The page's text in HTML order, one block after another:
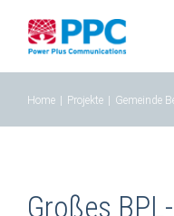
content
Home Projekte Gemeinde
Großes